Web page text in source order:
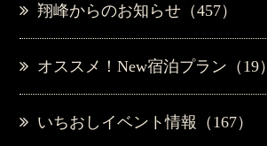
翔峰からのお知らせ（457）
オススメ！New宿泊プラン（19）
いちおしイベント情報（167）